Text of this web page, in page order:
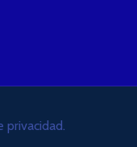
privacidad.